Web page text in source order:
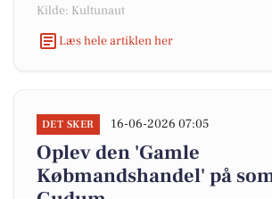
Kilde: Kultunaut
Læs hele artiklen her
DET SKER 16-06-2026 07:05
Oplev den 'Gamle
Købmandshandel' på